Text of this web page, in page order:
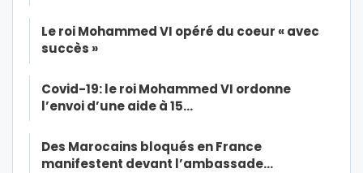
Le roi Mohammed VI opéré du coeur « avec
succès »
Covid-19: le roi Mohammed VI ordonne
l’envoi d’une aide à 15…
Des Marocains bloqués en France
manifestent devant l’ambassade…